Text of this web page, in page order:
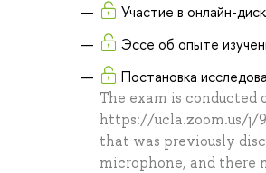
Участие в онлайн-
Эссе об опыте
Постановка
The exam is
https://ucla.zoom.us/j/
that was previously
microphone, and there